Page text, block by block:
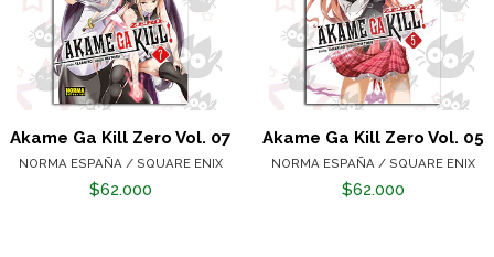
Akame Ga Kill Zero Vol. 07
NORMA ESPAÑA / SQUARE ENIX
$62.000
Akame Ga Kill Zero Vol. 05
NORMA ESPAÑA / SQUARE ENIX
$62.000